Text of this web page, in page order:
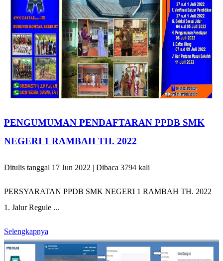
PENGUMUMAN PENDAFTARAN PPDB SMK
NEGERI 1 RAMBAH TH. 2022
Ditulis tanggal 17 Jun 2022 | Dibaca 3794 kali
PERSYARATAN PPDB SMK NEGERI 1 RAMBAH TH. 2022
1. Jalur Regule ...
Selengkapnya